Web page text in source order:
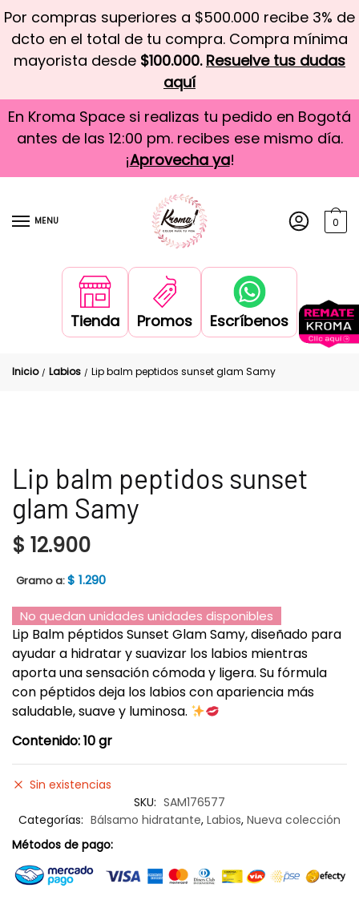
Por compras superiores a $500.000 recibe 3% de
dcto en el total de tu compra. Compra mínima
mayorista desde $100.000. Resuelve tus dudas
aquí
En Kroma Space si realizas tu pedido en Bogotá
antes de las 12:00 pm. recibes ese mismo día.
¡Aprovecha ya!
MENU 0
Tienda Promos Escríbenos
Inicio / Labios / Lip balm peptidos sunset glam Samy
Lip balm peptidos sunset
glam Samy
$ 12.900
Gramo a:$ 1.290
No quedan unidades unidades disponibles
Lip Balm péptidos Sunset Glam Samy, diseñado para
ayudar a hidratar y suavizar los labios mientras
aporta una sensación cómoda y ligera. Su fórmula
con péptidos deja los labios con apariencia más
saludable, suave y luminosa.
Contenido: 10 gr
Sin existencias
SKU: SAM176577
Categorías: Bálsamo hidratante, Labios, Nueva colección
Métodos de pago: